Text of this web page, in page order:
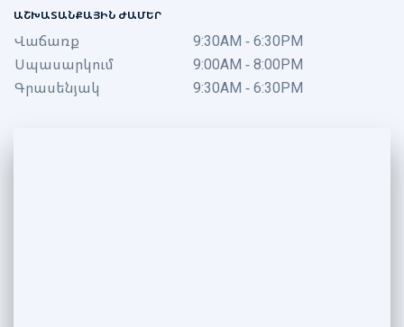
ԱՇԽԱՏԱՆՔԱՅԻՆ ԺԱՄԵՐ
Վաճառք
9:30AM - 6:30PM
Սպասարկում
9:00AM - 8:00PM
Գրասենյակ
9:30AM - 6:30PM